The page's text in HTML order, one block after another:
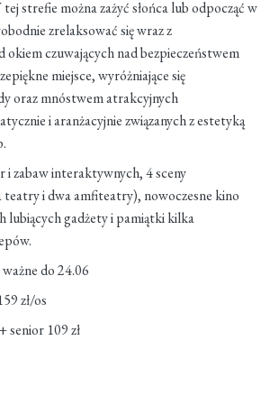
strefie można zażyć słońca lub odpocząć w
zrelaksować się wraz z
okiem czuwających nad bezpieczeństwem
miejsce, wyróżniające się
oraz mnóstwem atrakcyjnych
i aranżacyjnie związanych z estetyką
zabaw interaktywnych, 4 sceny
i dwa amfiteatry), nowoczesne kino
lubiących gadżety i pamiątki kilka
do 24.06
zł/os
senior 109 zł